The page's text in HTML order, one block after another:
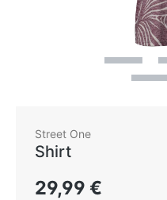
Street One
Shirt
Regulärer Preis:
29,99 €